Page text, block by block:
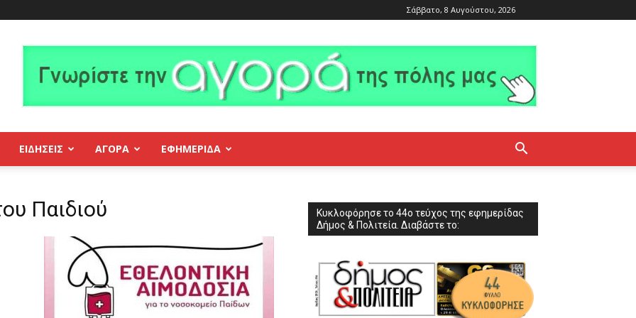
Σάββατο, 8 Αυγούστου, 2026
ΕΙΔΗΣΕΙΣ ΑΓΟΡΑ ΕΦΗΜΕΡΊΔΑ
Παιδιού
Κυκλοφόρησε το 44ο τεύχος της εφημερίδας
Δήμος & Πολιτεία. Διαβάστε το: